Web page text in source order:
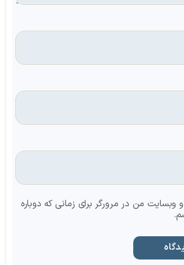
وبسایت من در مرورگر برای زمانی که دوباره